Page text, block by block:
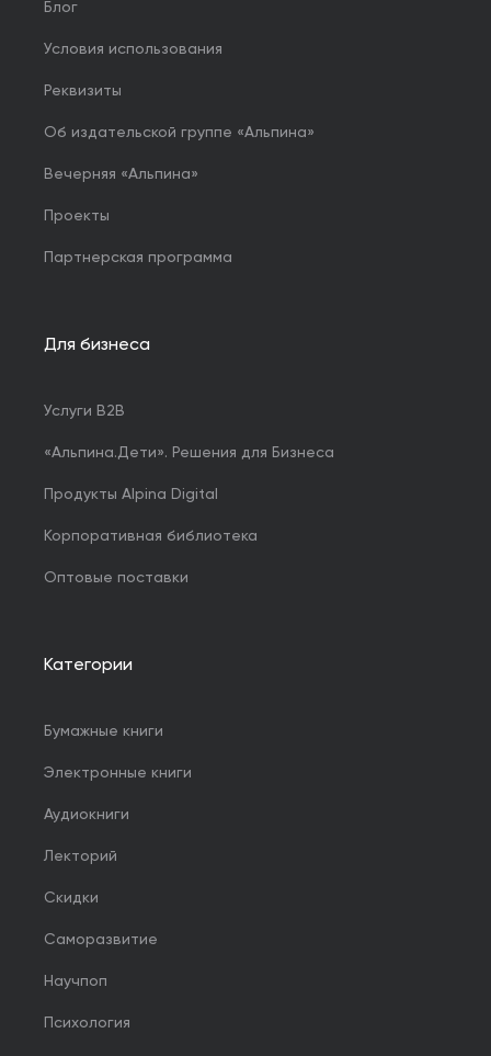
Блог
Условия использования
Реквизиты
Об издательской группе «Альпина»
Вечерняя «Альпина»
Проекты
Партнерская программа
Для бизнеса
Услуги B2B
«Альпина.Дети». Решения для Бизнеса
Продукты Alpina Digital
Корпоративная библиотека
Оптовые поставки
Категории
Бумажные книги
Электронные книги
Аудиокниги
Лекторий
Скидки
Саморазвитие
Научпоп
Психология